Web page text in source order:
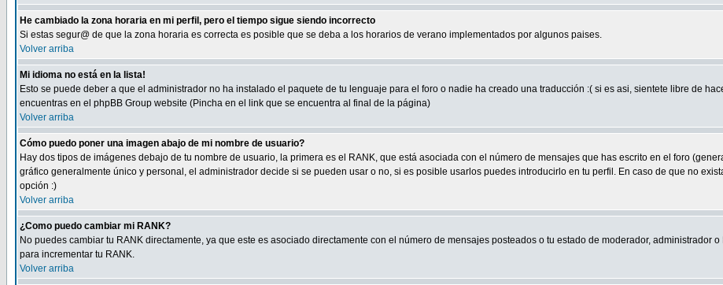
He cambiado la zona horaria en mi perfil, pero el tiempo sigue siendo incorrecto
Si estas segur@ de que la zona horaria es correcta es posible que se deba a los horarios de verano implementados por algunos paises.
Volver arriba
Mi idioma no está en la lista!
Esto se puede deber a que el administrador no ha instalado el paquete de tu lenguaje para el foro o nadie ha creado una traducción :( si es asi, sientete libre de
encuentras en el phpBB Group website (Pincha en el link que se encuentra al final de la página)
Volver arriba
Cómo puedo poner una imagen abajo de mi nombre de usuario?
Hay dos tipos de imágenes debajo de tu nombre de usuario, la primera es el RANK, que está asociada con el número de mensajes que has escrito en el foro
gráfico generalmente único y personal, el administrador decide si se pueden usar o no, si es posible usarlos puedes introducirlo en tu perfil. En caso de que no
opción :)
Volver arriba
¿Como puedo cambiar mi RANK?
No puedes cambiar tu RANK directamente, ya que este es asociado directamente con el número de mensajes posteados o tu estado de moderador, administrador
para incrementar tu RANK.
Volver arriba